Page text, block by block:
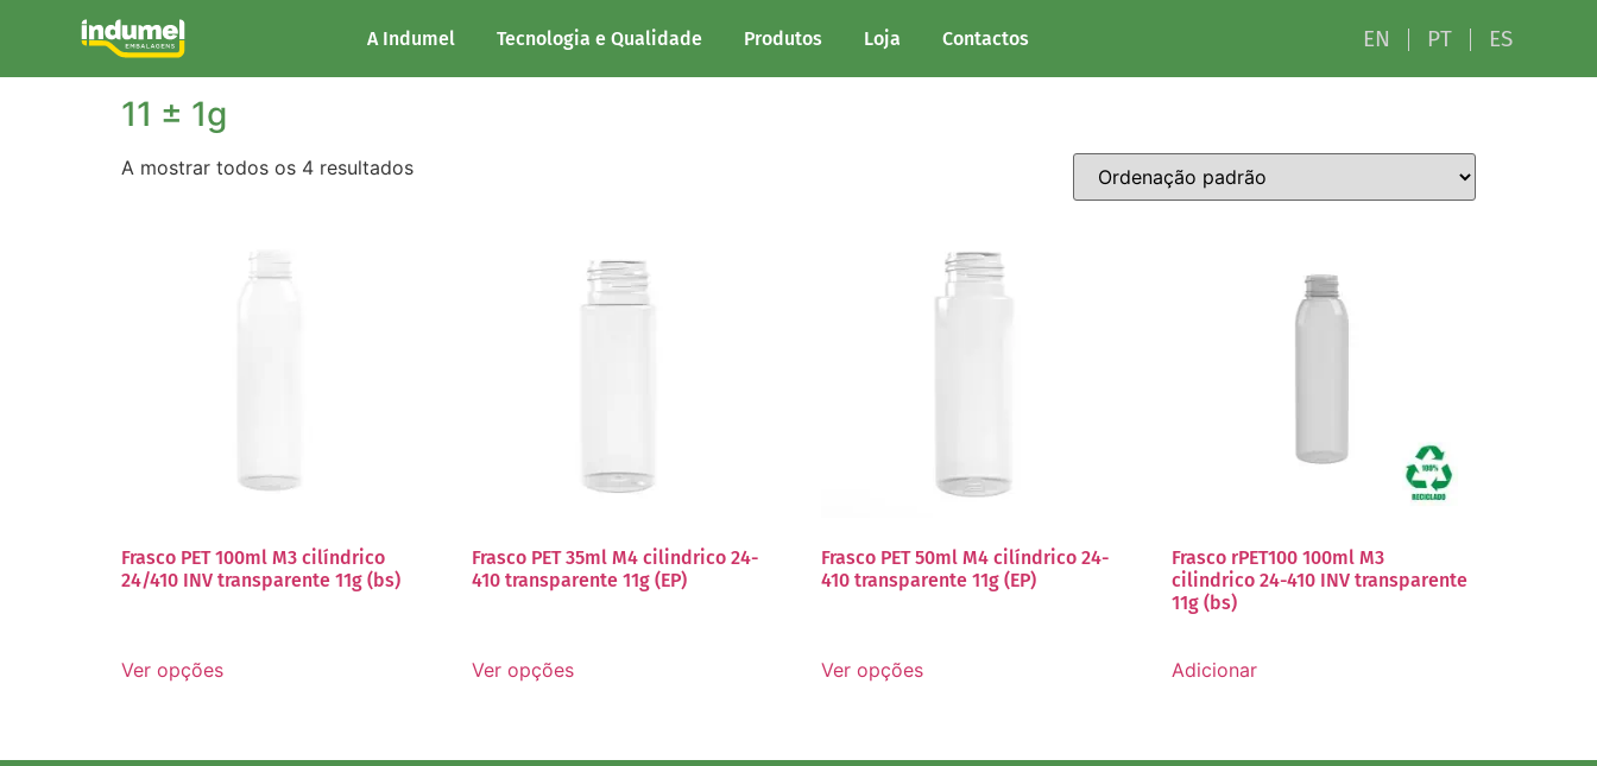
A Indumel Tecnologia e Qualidade Produtos Loja Contactos EN PT ES
/ Peso do produto / 11 ± 1g
11 ± 1g
A mostrar todos os 4 resultados
Frasco PET 100ml M3 cilíndrico
24/410 INV transparente 11g (bs)
Ver opções
Frasco PET 35ml M4 cilindrico 24-
410 transparente 11g (EP)
Ver opções
Frasco PET 50ml M4 cilíndrico 24-
410 transparente 11g (EP)
Ver opções
Frasco rPET100 100ml M3
cilindrico 24-410 INV transparente
11g (bs)
Adicionar